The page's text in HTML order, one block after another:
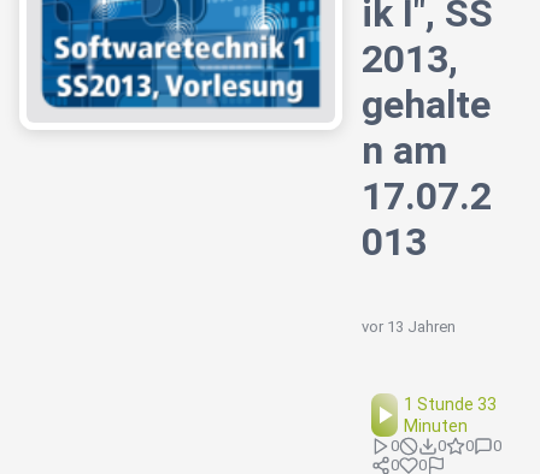
ik I", SS
2013,
gehalte
n am
17.07.2
013
vor 13 Jahren
1 Stunde 33
Minuten
0 0 0
0
0
0